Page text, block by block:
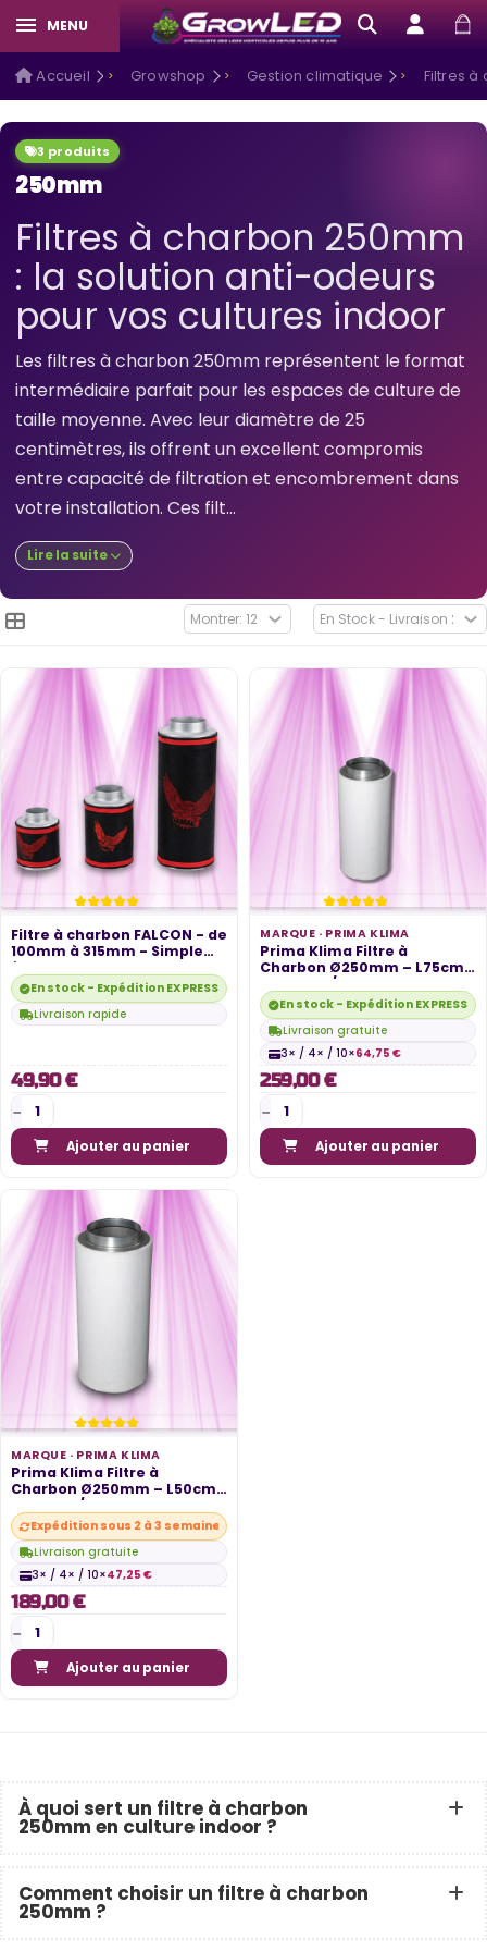
MENU
Accueil Growshop Gestion climatique Filtres à
3 produits
250mm
Filtres à charbon 250mm
: la solution anti-odeurs
pour vos cultures indoor
Les filtres à charbon 250mm représentent le format
intermédiaire parfait pour les espaces de culture de
taille moyenne. Avec leur diamètre de 25
centimètres, ils offrent un excellent compromis
entre capacité de filtration et encombrement dans
votre installation. Ces filt...
Lire la suite
Filtre à charbon FALCON - de
100mm à 315mm - Simple
à...
En stock - Expédition EXPRESS disponible
Livraison rapide
49,90 €
Ajouter au panier
MARQUE · PRIMA KLIMA
Prima Klima Filtre à
Charbon Ø250mm – L75cm
– 2200m³/h
En stock - Expédition EXPRESS
Livraison gratuite
3× / 4× / 10×64,75 €
259,00 €
Ajouter au panier
MARQUE · PRIMA KLIMA
Prima Klima Filtre à
Charbon Ø250mm – L50cm
– 1500m³/h
Expédition sous 2 à 3 semaines
Livraison gratuite
3× / 4× / 10×47,25 €
189,00 €
Ajouter au panier
À quoi sert un filtre à charbon
250mm en culture indoor ?
Comment choisir un filtre à charbon
250mm ?